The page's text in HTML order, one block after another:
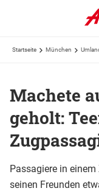
Startseite München
Machete
geholt:
Passagiere in
seinen Freunden